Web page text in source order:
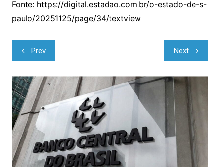
Fonte: https://digital.estadao.com.br/o-estado-de-s-
paulo/20251125/page/34/textview
Navegação
de
Post
Prev Next